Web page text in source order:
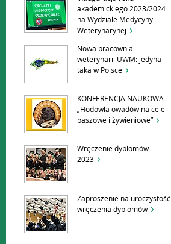
akademickiego 2023/2024
na Wydziale Medycyny
Weterynarynej
Nowa pracownia
weterynarii UWM: jedyna
taka w Polsce
KONFERENCJA NAUKOWA
„Hodowla owadów na cele
paszowe i żywieniowe”
Wręczenie dyplomów
2023
Zaproszenie na uroczystość
wręczenia dyplomów